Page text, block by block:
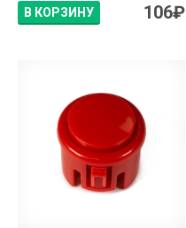
В КОРЗИНУ 106₽